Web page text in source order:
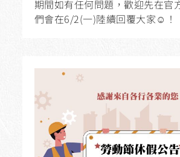
期間如有任何問題，歡迎先在官
們會在6/2(一)陸續回覆大家☺️！